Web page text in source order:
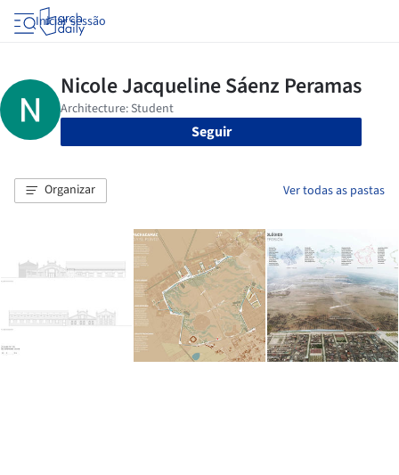
Iniciar sessão
Seguir
Organizar Ver todas as pastas